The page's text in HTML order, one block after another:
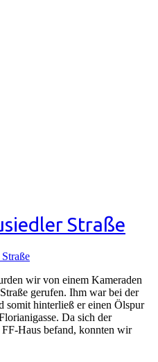
Straße
wir von einem Kameraden
gerufen. Ihm war bei der
somit hinterließ er einen Ölspur
Da sich der
Haus befand, konnten wir